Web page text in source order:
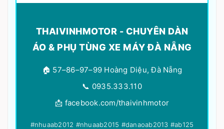
THAIVINHMOTOR - CHUYÊN DÀN
ÁO & PHỤ TÙNG XE MÁY ĐÀ NẴNG
🏠 57–86–97–99 Hoàng Diệu, Đà Nẵng
📞 0935.333.110
📩 facebook.com/thaivinhmotor
#nhuaab2012 #nhuaab2015 #danaoab2013 #ab125